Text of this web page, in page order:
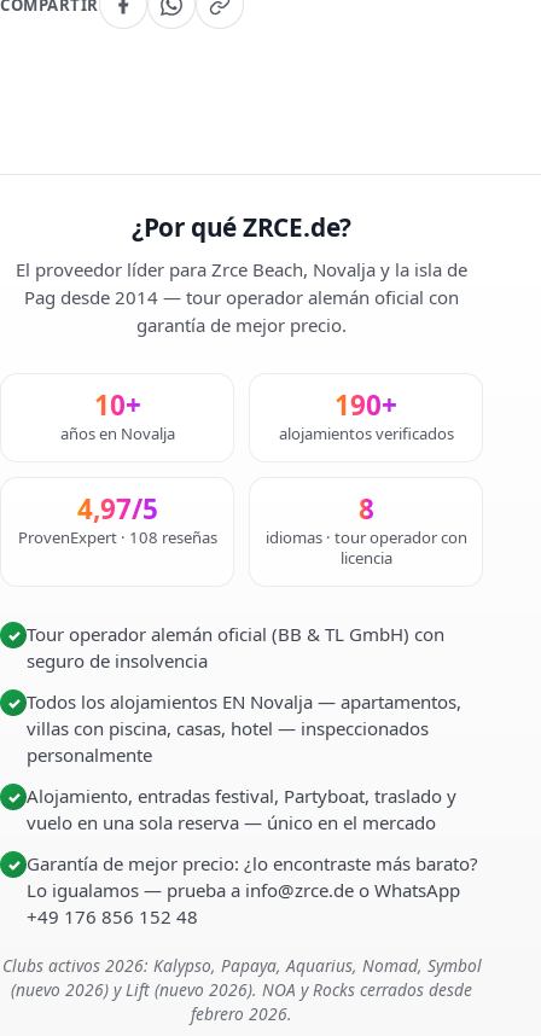
¿Por qué ZRCE.de?
El proveedor líder para Zrce Beach, Novalja y la isla de
Pag desde 2014 — tour operador alemán oficial con
garantía de mejor precio.
10+
años en Novalja
190+
alojamientos verificados
4,97/5
ProvenExpert · 108 reseñas
8
idiomas · tour operador con
licencia
✓ Tour operador alemán oficial (BB & TL GmbH) con
seguro de insolvencia
✓ Todos los alojamientos EN Novalja — apartamentos,
villas con piscina, casas, hotel — inspeccionados
personalmente
✓ Alojamiento, entradas festival, Partyboat, traslado y
vuelo en una sola reserva — único en el mercado
✓ Garantía de mejor precio: ¿lo encontraste más barato?
Lo igualamos — prueba a info@zrce.de o WhatsApp
+49 176 856 152 48
Clubs activos 2026: Kalypso, Papaya, Aquarius, Nomad, Symbol
(nuevo 2026) y Lift (nuevo 2026). NOA y Rocks cerrados desde
febrero 2026.